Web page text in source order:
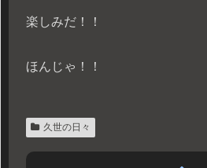
楽しみだ！！
ほんじゃ！！
久世の日々